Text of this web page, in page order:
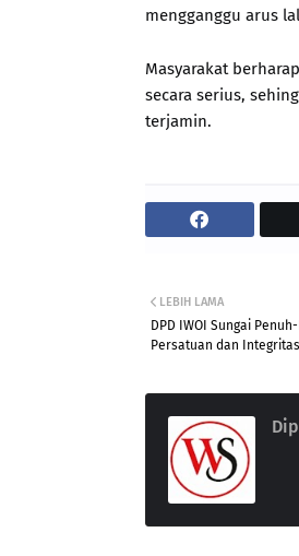
mengganggu arus
Masyarakat
secara serius,
terjamin.
LEBIH LAMA
DPD IWOI Sungai
Persatuan dan